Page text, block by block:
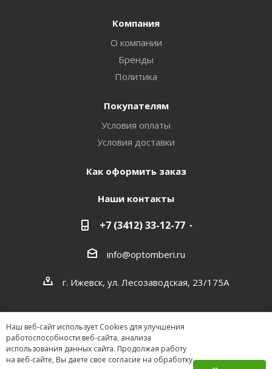
Наш веб-сайт использует Cookies для улучшения
работоспособности веб-сайта, анализа
использования данных сайта. Продолжая работу
на веб-сайте, Вы даете свое согласие на обработку
Компания
О компании
Бренды
Политика
Покупателям
Условия оплаты
Условия доставки
Как оформить заказ
Наши контакты
+7 (3412) 33-12-77
info@optomberi.ru
г. Ижевск, ул. Лесозаводская, 23/175А
2026 ©